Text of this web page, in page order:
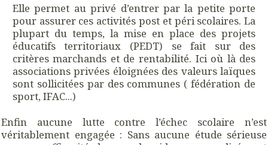
Elle permet au privé d’entrer par la petite porte
pour assurer ces activités post et péri scolaires. La
plupart du temps, la mise en place des projets
éducatifs territoriaux (PEDT) se fait sur des
critères marchands et de rentabilité. Ici où là des
associations privées éloignées des valeurs laïques
sont sollicitées par des communes ( fédération de
sport, IFAC...)
Enfin aucune lutte contre l’échec scolaire n’est
véritablement engagée : Sans aucune étude sérieuse